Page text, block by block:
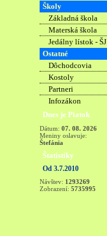
Školy
Základná škola
Materská škola
Jedálny lístok - ŠJ
Ostatné
Dôchodcovia
Kostoly
Partneri
Infozákon
Dnes je Piatok
Dátum: 07. 08. 2026
Meniny oslavuje:
Štefánia
Štatistiky
Od 3.7.2010
Návštev: 1293269
Zobrazení: 5735995